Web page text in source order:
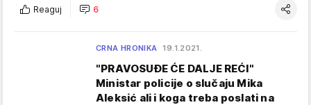
Reaguj 6
CRNA HRONIKA 19.1.2021.
"PRAVOSUĐE ĆE DALJE REĆI"
Ministar policije o slučaju Mika
Aleksić ali i koga treba poslati na